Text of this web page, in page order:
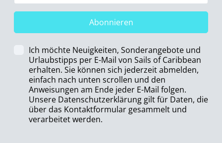
Abonnieren
Ich möchte Neuigkeiten, Sonderangebote und
Urlaubstipps per E-Mail von Sails of Caribbean
erhalten. Sie können sich jederzeit abmelden,
einfach nach unten scrollen und den
Anweisungen am Ende jeder E-Mail folgen.
Unsere Datenschutzerklärung gilt für Daten, die
über das Kontaktformular gesammelt und
verarbeitet werden.